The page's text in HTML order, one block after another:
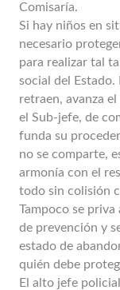
Comisaría.
Si hay niños en
necesario
para realizar tal
social del Estado.
retraen, avanza
el Sub-jefe, de
funda su
no se comparte,
armonía con el
todo sin colisión
Tampoco se
de prevención y
estado de
quién debe
El alto jefe